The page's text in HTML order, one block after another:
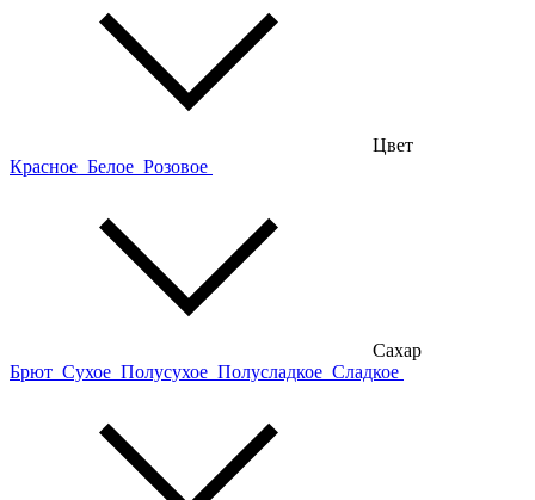
Цвет
Красное Белое Розовое
Сахар
Брют Сухое Полусухое Полусладкое Сладкое